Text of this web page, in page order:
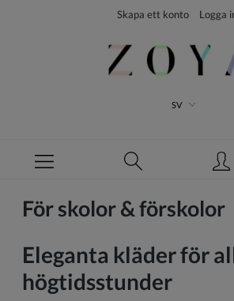
Skapa ett konto Logga
SV
För skolor & förskolor
Eleganta kläder för
högtidsstunder